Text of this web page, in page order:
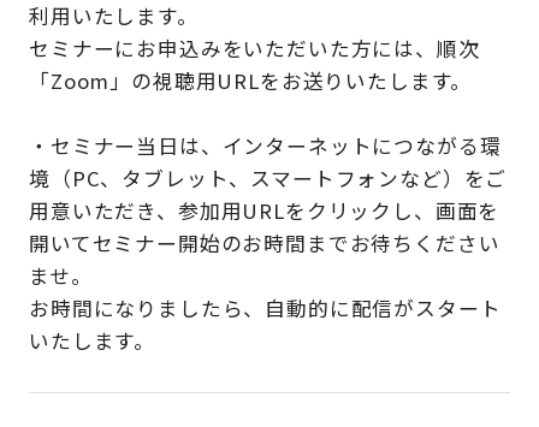
利用いたします。
セミナーにお申込みをいただいた方には、順次
「Zoom」の視聴用URLをお送りいたします。
・セミナー当日は、インターネットにつながる環
境（PC、タブレット、スマートフォンなど）をご
用意いただき、参加用URLをクリックし、画面を
開いてセミナー開始のお時間までお待ちください
ませ。
お時間になりましたら、自動的に配信がスタート
いたします。